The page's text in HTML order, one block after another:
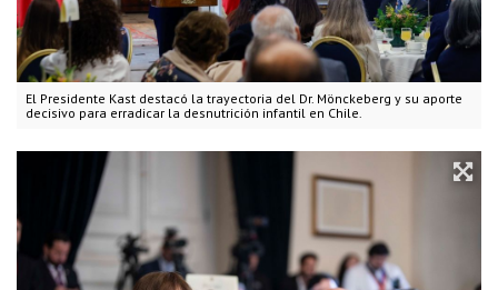
El Presidente Kast destacó la trayectoria del Dr. Mönckeberg y su aporte
decisivo para erradicar la desnutrición infantil en Chile.